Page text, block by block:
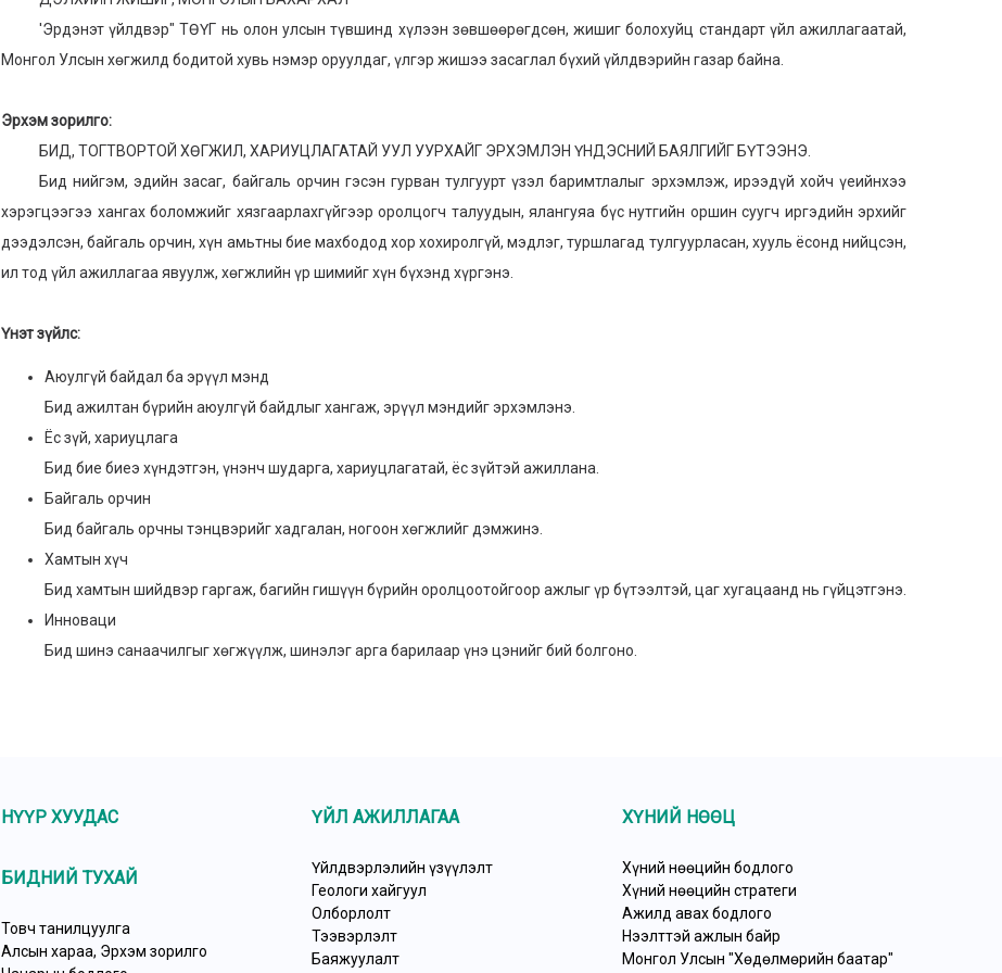
'Эрдэнэт үйлдвэр" ТӨҮГ нь олон улсын түвшинд хүлээн зөвшөөрөгдсөн, жишиг болохуйц стандарт үйл ажиллагаатай,
Монгол Улсын хөгжилд бодитой хувь нэмэр оруулдаг, үлгэр жишээ засаглал бүхий үйлдвэрийн газар байна.
Эрхэм зорилго:
БИД, ТОГТВОРТОЙ ХӨГЖИЛ, ХАРИУЦЛАГАТАЙ УУЛ УУРХАЙГ ЭРХЭМЛЭН ҮНДЭСНИЙ БАЯЛГИЙГ БҮТЭЭНЭ.
Бид нийгэм, эдийн засаг, байгаль орчин гэсэн гурван тулгуурт үзэл баримтлалыг эрхэмлэж, ирээдүй хойч үеийнхээ
хэрэгцээгээ хангах боломжийг хязгаарлахгүйгээр оролцогч талуудын, ялангуяа бүс нутгийн оршин суугч иргэдийн эрхийг
дээдэлсэн, байгаль орчин, хүн амьтны бие махбодод хор хохиролгүй, мэдлэг, туршлагад тулгуурласан, хууль ёсонд нийцсэн,
ил тод үйл ажиллагаа явуулж, хөгжлийн үр шимийг хүн бүхэнд хүргэнэ.
Үнэт зүйлс:
Аюулгүй байдал ба эрүүл мэнд
Бид ажилтан бүрийн аюулгүй байдлыг хангаж, эрүүл мэндийг эрхэмлэнэ.
Ёс зүй, хариуцлага
Бид бие биеэ хүндэтгэн, үнэнч шударга, хариуцлагатай, ёс зүйтэй ажиллана.
Байгаль орчин
Бид байгаль орчны тэнцвэрийг хадгалан, ногоон хөгжлийг дэмжинэ.
Хамтын хүч
Бид хамтын шийдвэр гаргаж, багийн гишүүн бүрийн оролцоотойгоор ажлыг үр бүтээлтэй, цаг хугацаанд нь гүйцэтгэнэ.
Инноваци
Бид шинэ санаачилгыг хөгжүүлж, шинэлэг арга барилаар үнэ цэнийг бий болгоно.
НҮҮР ХУУДАС
БИДНИЙ ТУХАЙ
Товч танилцуулга
Алсын хараа, Эрхэм зорилго
ҮЙЛ АЖИЛЛАГАА
Үйлдвэрлэлийн үзүүлэлт
Геологи хайгуул
Олборлолт
Тээвэрлэлт
Баяжуулалт
ХҮНИЙ НӨӨЦ
Хүний нөөцийн бодлого
Хүний нөөцийн стратеги
Ажилд авах бодлого
Нээлттэй ажлын байр
Монгол Улсын "Хөдөлмөрийн баатар"